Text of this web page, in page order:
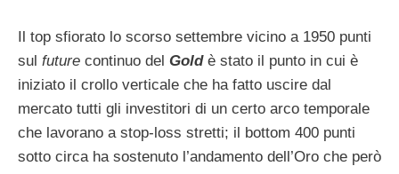
Il top sfiorato lo scorso settembre vicino a 1950 punti
sul future continuo del Goldè stato il punto in cui è
iniziato il crollo verticale che ha fatto uscire dal
mercato tutti gli investitori di un certo arco temporale
che lavorano a stop-loss stretti; il bottom 400 punti
sotto circa ha sostenuto l’andamento dell’Oro che però